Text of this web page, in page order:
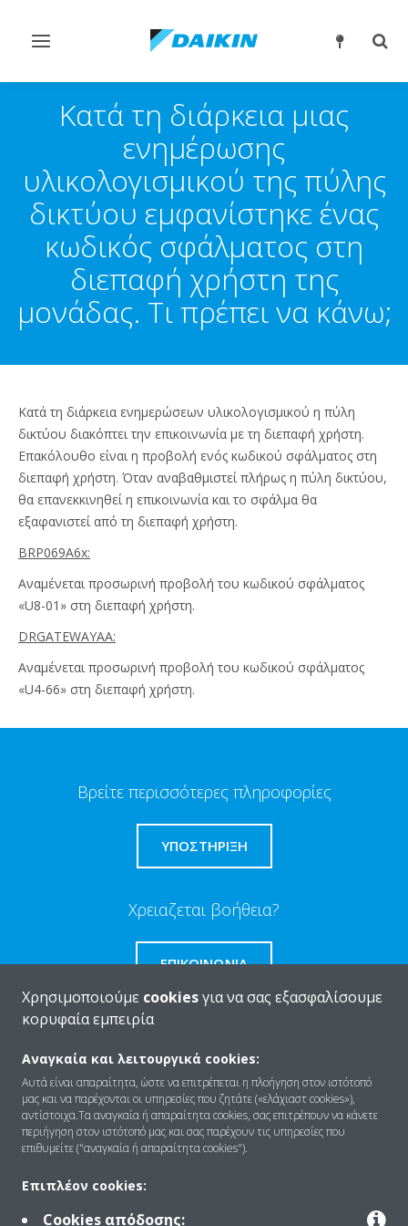
Εναλλαγή
πλοήγηση
Κατά τη διάρκεια μιας
ενημέρωσης
υλικολογισμικού της πύλης
δικτύου εμφανίστηκε ένας
κωδικός σφάλματος στη
διεπαφή χρήστη της
μονάδας. Τι πρέπει να κάνω;
Κατά τη διάρκεια ενημερώσεων υλικολογισμικού η πύλη
δικτύου διακόπτει την επικοινωνία με τη διεπαφή χρήστη.
Επακόλουθο είναι η προβολή ενός κωδικού σφάλματος στη
διεπαφή χρήστη. Όταν αναβαθμιστεί πλήρως η πύλη δικτύου,
θα επανεκκινηθεί η επικοινωνία και το σφάλμα θα
εξαφανιστεί από τη διεπαφή χρήστη.
BRP069A6x:
Αναμένεται προσωρινή προβολή του κωδικού σφάλματος
«U8-01» στη διεπαφή χρήστη.
DRGATEWAYAA:
Αναμένεται προσωρινή προβολή του κωδικού σφάλματος
«U4-66» στη διεπαφή χρήστη.
Βρείτε περισσότερες πληροφορίες
ΥΠΟΣΤΗΡΙΞΗ
Χρειαζεται βοήθεια?
ΕΠΙΚΟΙΝΩΝΊΑ
Ποιοι είμαστε
Λύσεις
Επικοινωνία
Χρησιμοποιούμε cookiesγια να σας εξασφαλίσουμε
κορυφαία εμπειρία
Αναγκαία και λειτουργικά cookies:
Αυτά είναι απαραίτητα, ώστε να επιτρέπεται η πλοήγηση στον ιστότοπό
μας και να παρέχονται οι υπηρεσίες που ζητάτε («ελάχιαστ cookies»),
αντίστοιχα.Τα αναγκαία ή απαραίτητα cookies, σας επιτρέπουν να κάνετε
περιήγηση στον ιστότοπό μας και σας παρέχουν τις υπηρεσίες που
επιθυμείτε ("αναγκαία ή απαραίτητα cookies").
Επιπλέον cookies:
Cookies απόδοσης: